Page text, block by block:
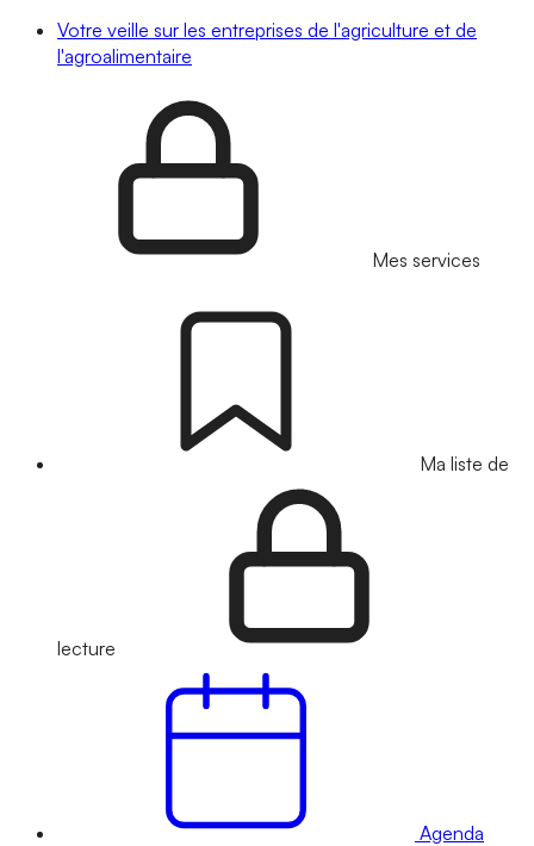
Votre veille sur les entreprises de l'agriculture et de
l'agroalimentaire
Mes services
Ma liste de
lecture
Agenda